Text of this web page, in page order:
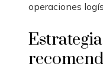
operaciones